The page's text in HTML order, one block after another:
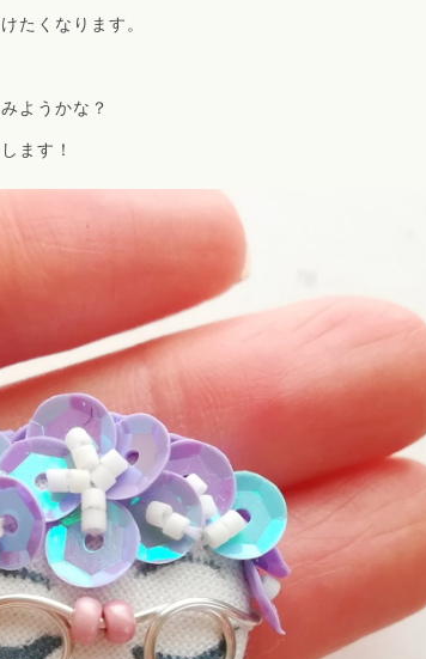
たくなります。
ようかな？
ます！